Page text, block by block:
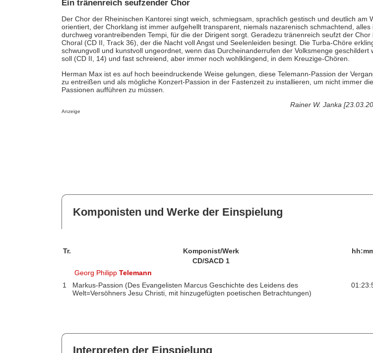
Ein tränenreich seufzender Chor
Der Chor der Rheinischen Kantorei singt weich, schmiegsam, sprachlich gestisch und deutlich am
orientiert, der Chorklang ist immer aufgehellt transparent, niemals nazarenisch schmachtend, alles
durchweg vorantreibenden Tempi, für die der Dirigent sorgt. Geradezu tränenreich seufzt der Chor
Choral (CD II, Track 36), der die Nacht voll Angst und Seelenleiden besingt. Die Turba-Chöre
schwungvoll und kunstvoll ungeordnet, wenn das Durcheinanderrufen der Volksmenge geschildert
soll (CD II, 14) und fast schreiend, aber immer noch wohlklingend, in dem Kreuzige-Chören.
Herman Max ist es auf hoch beeindruckende Weise gelungen, diese Telemann-Passion der
zu entreißen und als mögliche Konzert-Passion in der Fastenzeit zu installieren, um nicht immer
Passionen aufführen zu müssen.
Rainer W. Janka
Anzeige
Komponisten und Werke der Einspielung
Tr. Komponist/Werk
CD/SACD 1
Georg PhilippTelemann
1
Markus-Passion (Des Evangelisten Marcus Geschichte des Leidens des
Welt=Versöhners Jesu Christi, mit hinzugefügten poetischen Betrachtungen)
Interpreten der Einspielung